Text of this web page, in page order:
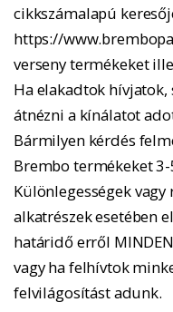
cikkszámalapú
https://
verseny termékeket
Ha elakadtok hívjatok,
átnézni a kínálatot
Bármilyen kérdés
Brembo termékeket
Különlegességek
alkatrészek esetében
határidő erről
vagy ha felhívtok
felvilágosítást adunk.